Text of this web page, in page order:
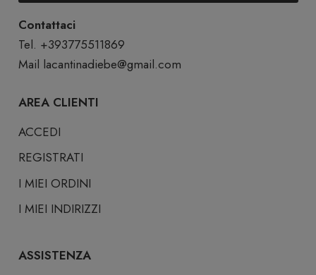
Contattaci
Tel. +393775511869
Mail lacantinadiebe@gmail.com
AREA CLIENTI
ACCEDI
REGISTRATI
I MIEI ORDINI
I MIEI INDIRIZZI
ASSISTENZA